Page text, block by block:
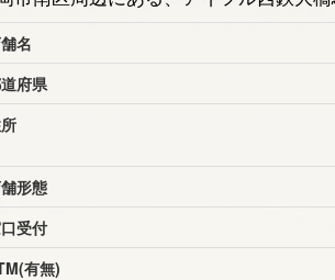
名
府県
形態
受付
有無)